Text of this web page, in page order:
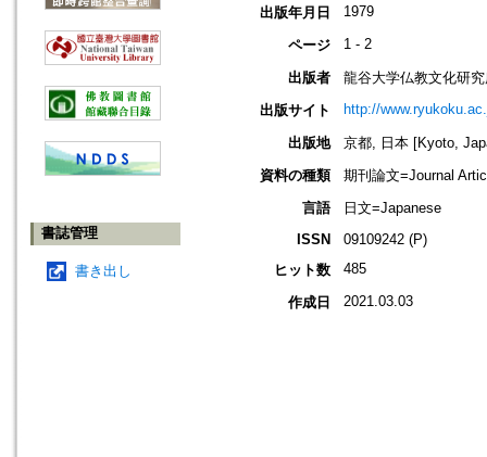
書誌管理
書き出し
出版年月日 1979
ページ 1 - 2
出版者
龍谷大学仏教文化研
出版サイト
http://
出版地
京都, 日本 [Kyoto,
資料の種類
期刊論文=Journal
言語
日文=Japanese
ISSN
09109242 (P)
ヒット数
485
作成日 2021.03.03